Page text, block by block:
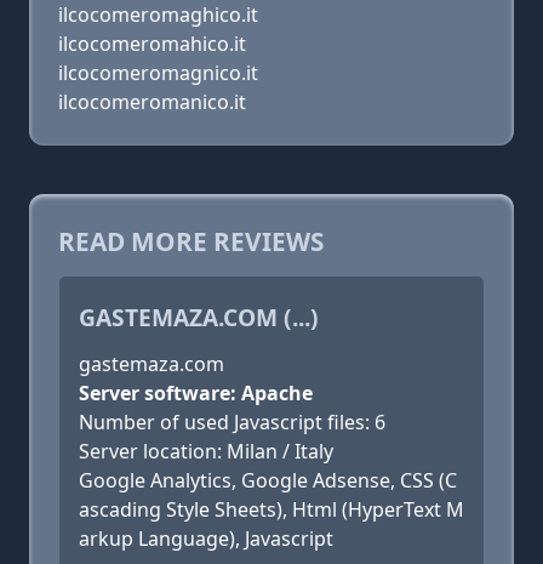
ilcocomeromaghico.it
ilcocomeromahico.it
ilcocomeromagnico.it
ilcocomeromanico.it
READ MORE REVIEWS
GASTEMAZA.COM (...)
gastemaza.com
Server software: Apache
Number of used Javascript files: 6
Server location: Milan / Italy
Google Analytics, Google Adsense, CSS (C
ascading Style Sheets), Html (HyperText M
arkup Language), Javascript